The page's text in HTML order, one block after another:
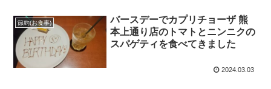
節約(お食事)
バースデーでカプリチョーザ 熊
本上通り店のトマトとニンニクの
スパゲティを食べてきました
2024.03.03